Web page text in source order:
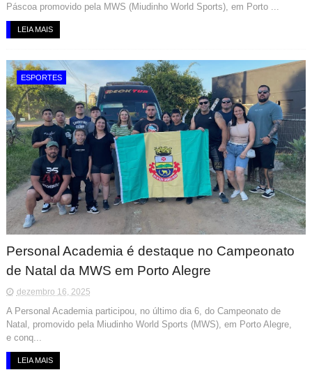
Páscoa promovido pela MWS (Miudinho World Sports), em Porto ...
LEIA MAIS
ESPORTES
Personal Academia é destaque no Campeonato
de Natal da MWS em Porto Alegre
dezembro 16, 2025
A Personal Academia participou, no último dia 6, do Campeonato de
Natal, promovido pela Miudinho World Sports (MWS), em Porto Alegre,
e conq...
LEIA MAIS